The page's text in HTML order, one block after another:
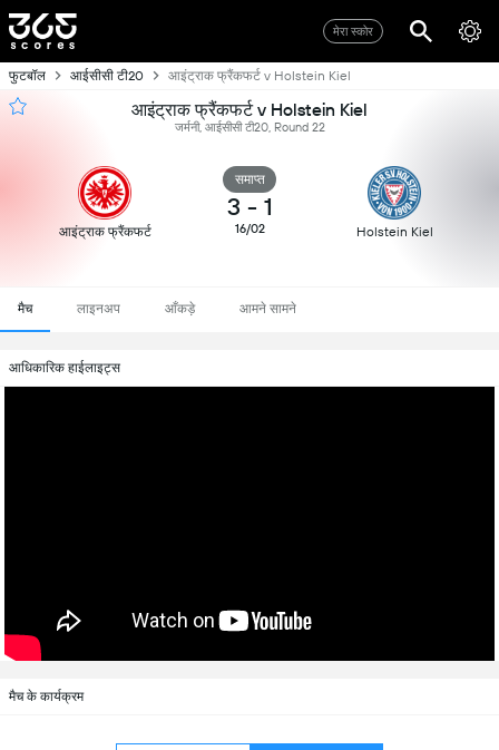
मेरा स्कोर
फुटबॉल आईसीसी टी20 आइंट्राक फ्रैंकफर्ट v Holstein Kiel
आइंट्राक फ्रैंकफर्ट v Holstein Kiel
जर्मनी, आईसीसी टी20, Round 22
आइंट्राक फ्रैंकफर्ट
समाप्त
3 - 1
16/02 Holstein Kiel
मैच लाइनअप आँकड़े आमने सामने
आधिकारिक हाईलाइट्स
मैच के कार्यक्रम